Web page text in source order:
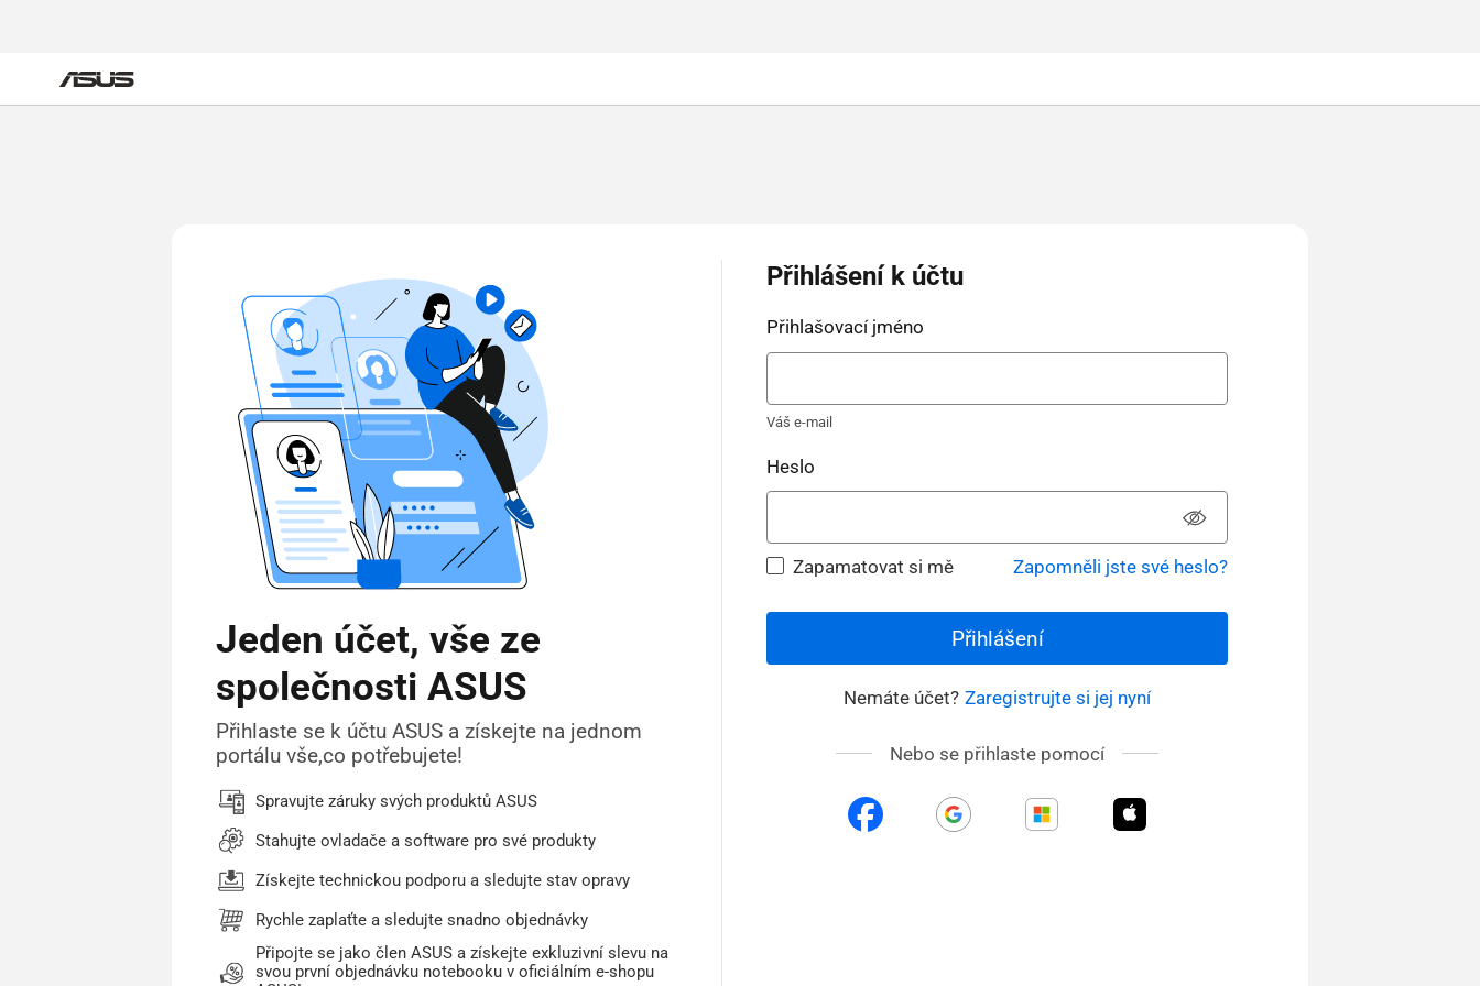
Jeden účet, vše ze
společnosti ASUS
Přihlaste se k účtu ASUS a získejte na jednom
portálu vše,co potřebujete!
Spravujte záruky svých produktů ASUS
Stahujte ovladače a software pro své produkty
Získejte technickou podporu a sledujte stav opravy
Rychle zaplaťte a sledujte snadno objednávky
Připojte se jako člen ASUS a získejte exkluzivní slevu na
svou první objednávku notebooku v oficiálním e-shopu
Přihlášení k účtu
Přihlašovací jméno
Váš e-mail
Heslo
Zapamatovat si mě Zapomněli jste své heslo?
Přihlášení
Nemáte účet? Zaregistrujte si jej nyní
Nebo se přihlaste pomocí